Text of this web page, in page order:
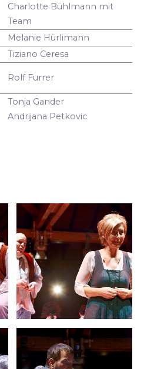
Charlotte Bühlmann mit
Team
Melanie Hürlimann
Tiziano Ceresa
Rolf Furrer
Tonja Gander
Andrijana Petkovic